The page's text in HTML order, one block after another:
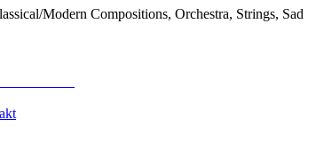
Modern Compositions, Orchestra, Strings, Sad